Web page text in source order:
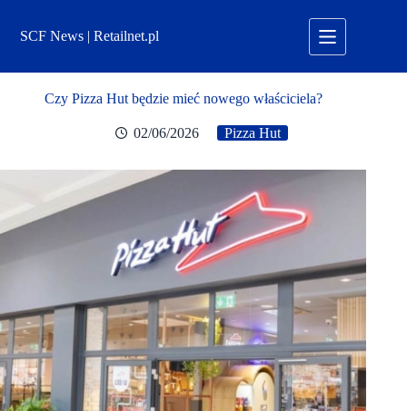
treściSCF News | Retailnet.pl
Czy Pizza Hut będzie mieć nowego właściciela?
02/06/2026 Pizza Hut